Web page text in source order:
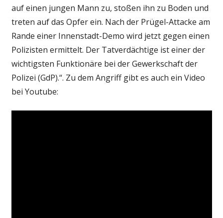
auf einen jungen Mann zu, stoßen ihn zu Boden und
treten auf das Opfer ein. Nach der Prügel-Attacke am
Rande einer Innenstadt-Demo wird jetzt gegen einen
Polizisten ermittelt. Der Tatverdächtige ist einer der
wichtigsten Funktionäre bei der Gewerkschaft der
Polizei (GdP).“. Zu dem Angriff gibt es auch ein Video
bei Youtube: